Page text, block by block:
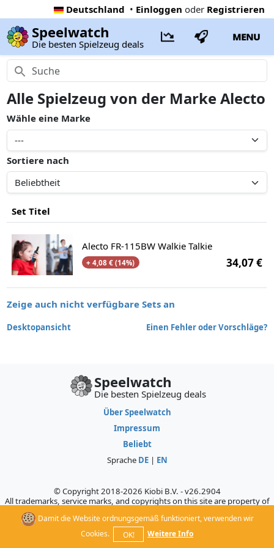
Deutschland • Einloggen oder Registrieren
Speelwatch
Die besten Spielzeug deals
MENU
Alle Spielzeug von der Marke Alecto
Wähle eine Marke
Sortiere nach
Set Titel
Alecto FR-115BW Walkie Talkie
+ 4,08 € (14%) 34,07 €
Zeige auch nicht verfügbare Sets an
Desktopansicht Einen Fehler oder Vorschläge?
Damit die Website ordnungsgemäß funktioniert, verwenden wir
Cookies.
OK! Weitere Info
Speelwatch
Die besten Spielzeug deals
Über Speelwatch
Impressum
Beliebt
Sprache DE| EN
© Copyright 2018-2026 Kiobi B.V. - v26.2904
All trademarks, service marks, and copyrights on this site are property of
their respective owners, who do not sponsor, authorize, or endorse this
site.